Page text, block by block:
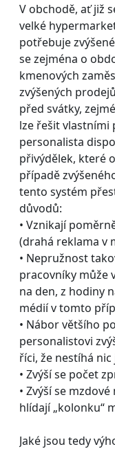
V obchodě, ať již
velké
potřebuje
se zejména o
kmenových
zvýšených
před svátky,
lze řešit vlastními
personalista
přivýdělek, které
případě
tento systém
důvodů:
• Vznikají
(drahá reklama v
• Nepružnost
pracovníky může
na den, z hodiny
médií v tomto
• Nábor většího
personalistovi
říci, že nestíhá nic
• Zvýší se počet
• Zvýší se
hlídají „kolonku“
Jaké jsou tedy